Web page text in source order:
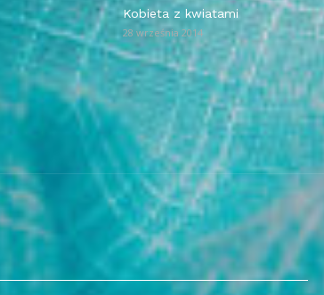
Kobieta z kwiatami
28 września 2014